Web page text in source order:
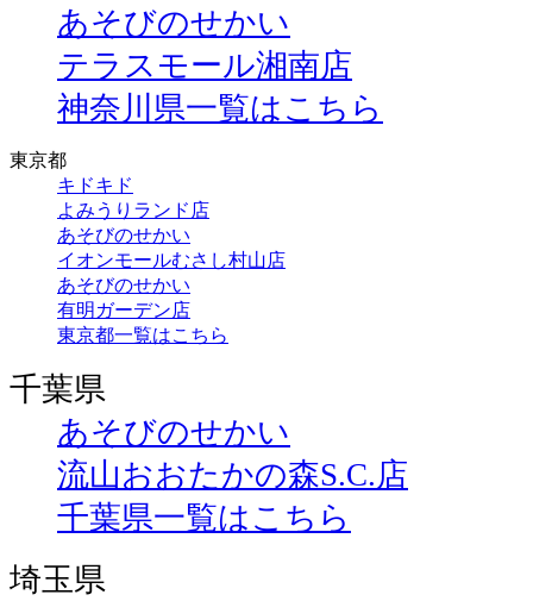
あそびのせかい
テラスモール湘南店
神奈川県一覧はこちら
東京都
キドキド
よみうりランド店
あそびのせかい
イオンモールむさし村山店
あそびのせかい
有明ガーデン店
東京都一覧はこちら
千葉県
あそびのせかい
流山おおたかの森S.C.店
千葉県一覧はこちら
埼玉県